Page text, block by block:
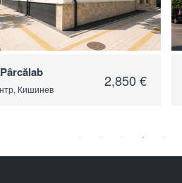
2,850 € Центр, Кишинев